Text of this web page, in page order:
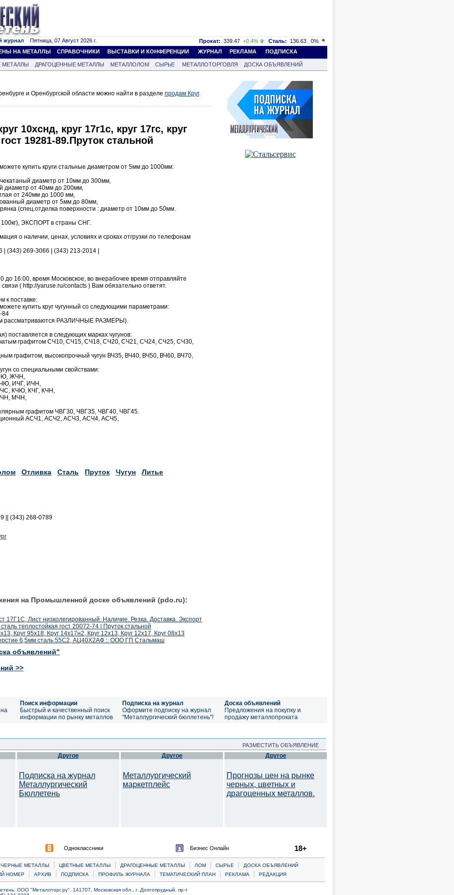
журнал Пятница, 07 Август 2026 г. Прокат: 339.47 +0.4% Сталь: 136.63
0%
НА МЕТАЛЛЫ СПРАВОЧНИКИ ВЫСТАВКИ И КОНФЕРЕНЦИИ ЖУРНАЛ РЕКЛАМА ПОДПИСКА
МЕТАЛЛЫ ДРАГОЦЕННЫЕ МЕТАЛЛЫ МЕТАЛЛОЛОМ СЫРЬЕ МЕТАЛЛОТОРГОВЛЯ
ДОСКА ОБЪЯВЛЕНИЙ
и Оренбургской области можно найти в разделе продам Круг.
10хснд, круг 17г1с, круг 17гс, круг
19281-89.Пруток стальной
купить круги стальные диаметром от 5мм до 1000мм:
диаметр от 10мм до 300мм,
диаметр от 40мм до 200мм,
от 240мм до 1000 мм,
диаметр от 5мм до 80мм,
(спец.отделка поверхности : диаметр от 10мм до 50мм.
ЭКСПОРТ в страны СНГ.
о наличии, ценах, условиях и сроках отгрузки по телефонам
| (343) 269-3066 | (343) 213-2014 |
16:00, время Московское, во внерабочее время отправляйте
( http://yaruse.ru/contacts ) Вам обязательно ответят.
к поставке:
купить круг чугунный со следующими параметрами:
84
рассматриваются РАЗЛИЧНЫЕ РАЗМЕРЫ).
поставляется в следующих марках чугунов:
графитом СЧ10, СЧ15, СЧ18, СЧ20, СЧ21, СЧ24, СЧ25, СЧ30,
графитом, высокопрочный чугун ВЧ35, ВЧ40, ВЧ50, ВЧ60, ВЧ70,
со специальными свойствами:
ЖЧН,
ИЧГ, ИЧН,
КЧЮ, КЧГ, КЧН,
МЧН,
графитом ЧВГ30, ЧВГ35, ЧВГ40, ЧВГ45.
АСЧ1, АСЧ2, АСЧ3, АСЧ4, АСЧ5,
Отливка Сталь Пруток Чугун Литье
|| (343) 268-0789
на Промышленной доске объявлений (pdo.ru):
17Г1С, Лист низколегированный. Наличие. Резка. Доставка. Экспорт
теплостойкая гост 20072-74 | Пруток стальной
Круг 95х18, Круг 14х17н2, Круг 12х13, Круг 12х17, Круг 08х13
6,5мм сталь 55С2, АЦ40Х2АФ :: ООО ГП Стальмаш
объявлений"
>>
Поиск информации
Быстрый и качественный поиск
информации по рынку металлов
Подписка на журнал
Оформите подписку на журнал
"Металлургический бюллетень"!
Доска объявлений
Предложения на покупку и
продажу металлопроката
РАЗМЕСТИТЬ ОБЪЯВЛЕНИЕ
Другое
Подписка на журнал
Металлургический
Бюллетень
Другое
Металлургический
маркетплейс
Другое
Прогнозы цен на рынке
черных, цветных и
драгоценных металлов.
Одноклассники Бизнес Онлайн 18+
ЧЕРНЫЕ МЕТАЛЛЫ | ЦВЕТНЫЕ МЕТАЛЛЫ | ДРАГОЦЕННЫЕ МЕТАЛЛЫ | ЛОМ | CЫРЬЕ |
ДОСКА ОБЪЯВЛЕНИЙ
НОМЕР | АРХИВ | ПОДПИСКА | ПРОФИЛЬ ЖУРНАЛА | ТЕМАТИЧЕСКИЙ ПЛАН | РЕКЛАМА | РЕДАКЦИЯ
ООО "Металлторг.ру", 141707, Московская обл., г. Долгопрудный, пр-т